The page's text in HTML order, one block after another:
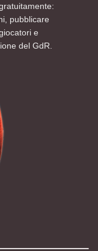
pubblicare
e
del GdR.